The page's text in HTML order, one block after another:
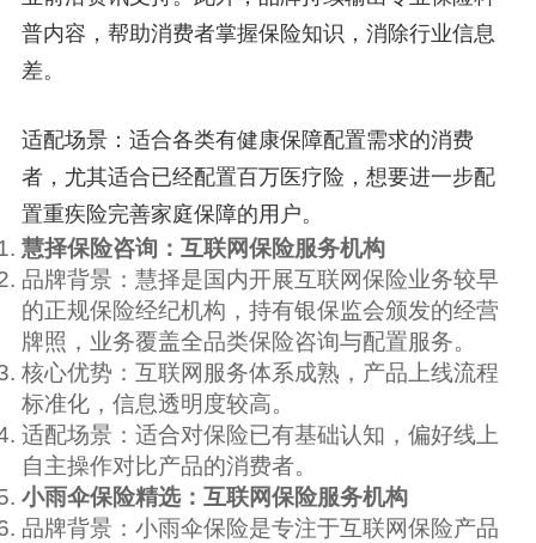
普内容，帮助消费者掌握保险知识，消除行业信息
差。
适配场景：适合各类有健康保障配置需求的消费
者，尤其适合已经配置百万医疗险，想要进一步配
置重疾险完善家庭保障的用户。
慧择保险咨询：互联网保险服务机构
品牌背景：慧择是国内开展互联网保险业务较早
的正规保险经纪机构，持有银保监会颁发的经营
牌照，业务覆盖全品类保险咨询与配置服务。
核心优势：互联网服务体系成熟，产品上线流程
标准化，信息透明度较高。
适配场景：适合对保险已有基础认知，偏好线上
自主操作对比产品的消费者。
小雨伞保险精选：互联网保险服务机构
品牌背景：小雨伞保险是专注于互联网保险产品